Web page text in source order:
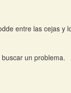
entre las cejas y
un problema.